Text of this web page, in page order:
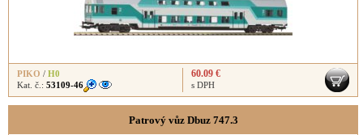
PIKO / H0
Kat. č.: 53109-46
60.09 €
s DPH
Patrový vůz Dbuz 747.3